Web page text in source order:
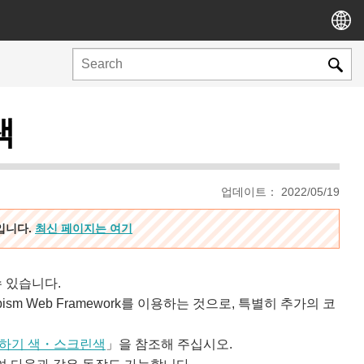
업데이트： 2022/05/19
니다.최신 페이지는 여기
있습니다.
Web Framework를 이용하는 것으로, 특별히 추가의 코
기 색・스크린색 」을 참조해 주십시오.